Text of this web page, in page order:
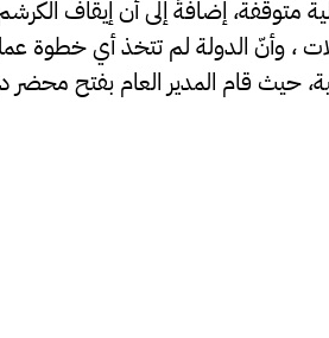
متوقفة، إضافةً إلى أن إيقاف
، وأنّ الدولة لم تتخذ أي خطوة
حيث قام المدير العام بفتح